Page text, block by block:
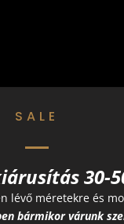
SALE
30-
lévő méretekre és
bármikor várunk